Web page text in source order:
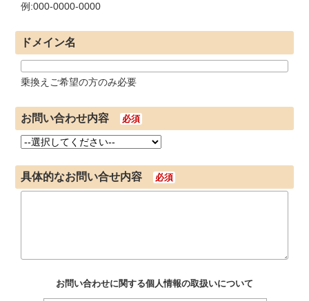
例:000-0000-0000
ドメイン名
乗換えご希望の方のみ必要
お問い合わせ内容 必須
具体的なお問い合せ内容 必須
お問い合わせに関する個人情報の取扱いについて